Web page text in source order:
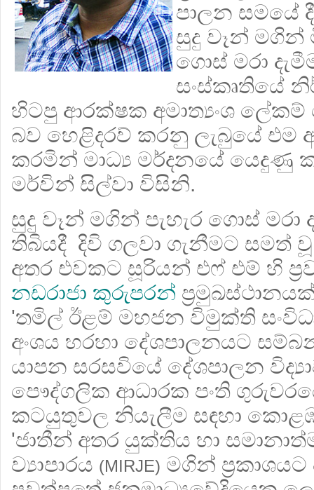
පාලන සමයේ
සුදු වෑන් මගින්
ගොස් මරා
සංස්කෘතියේ
හිටපු ආරක්ෂක අමාත්‍යංශ ලේකම්
බව හෙළිදරව් කරනු ලැබුයේ
කරමින් මාධ්‍ය මර්දනයේ යෙදුණු
මර්වින් සිල්වා විසිනි.
සුදු වෑන් මගින් පැහැර ගොස්
තිබියදී දිවි ගලවා ගැනීමට සමත්
අතර එවකට සූරියන් එෆ් එම් හි
නඩරාජා කුරුපරන්
'තමිල් ඊළම් මහජන විමුක්ති
අංශය හරහා දේශපාලනයට
යාපන සරසවියේ දේශපාලන
පෞද්ගලික ආධාරක පංති
කටයුතුවල නියැලීම සඳහා
'ජාතීන් අතර යුක්තිය හා
ව්‍යාපාරය (MIRJE) මගින්